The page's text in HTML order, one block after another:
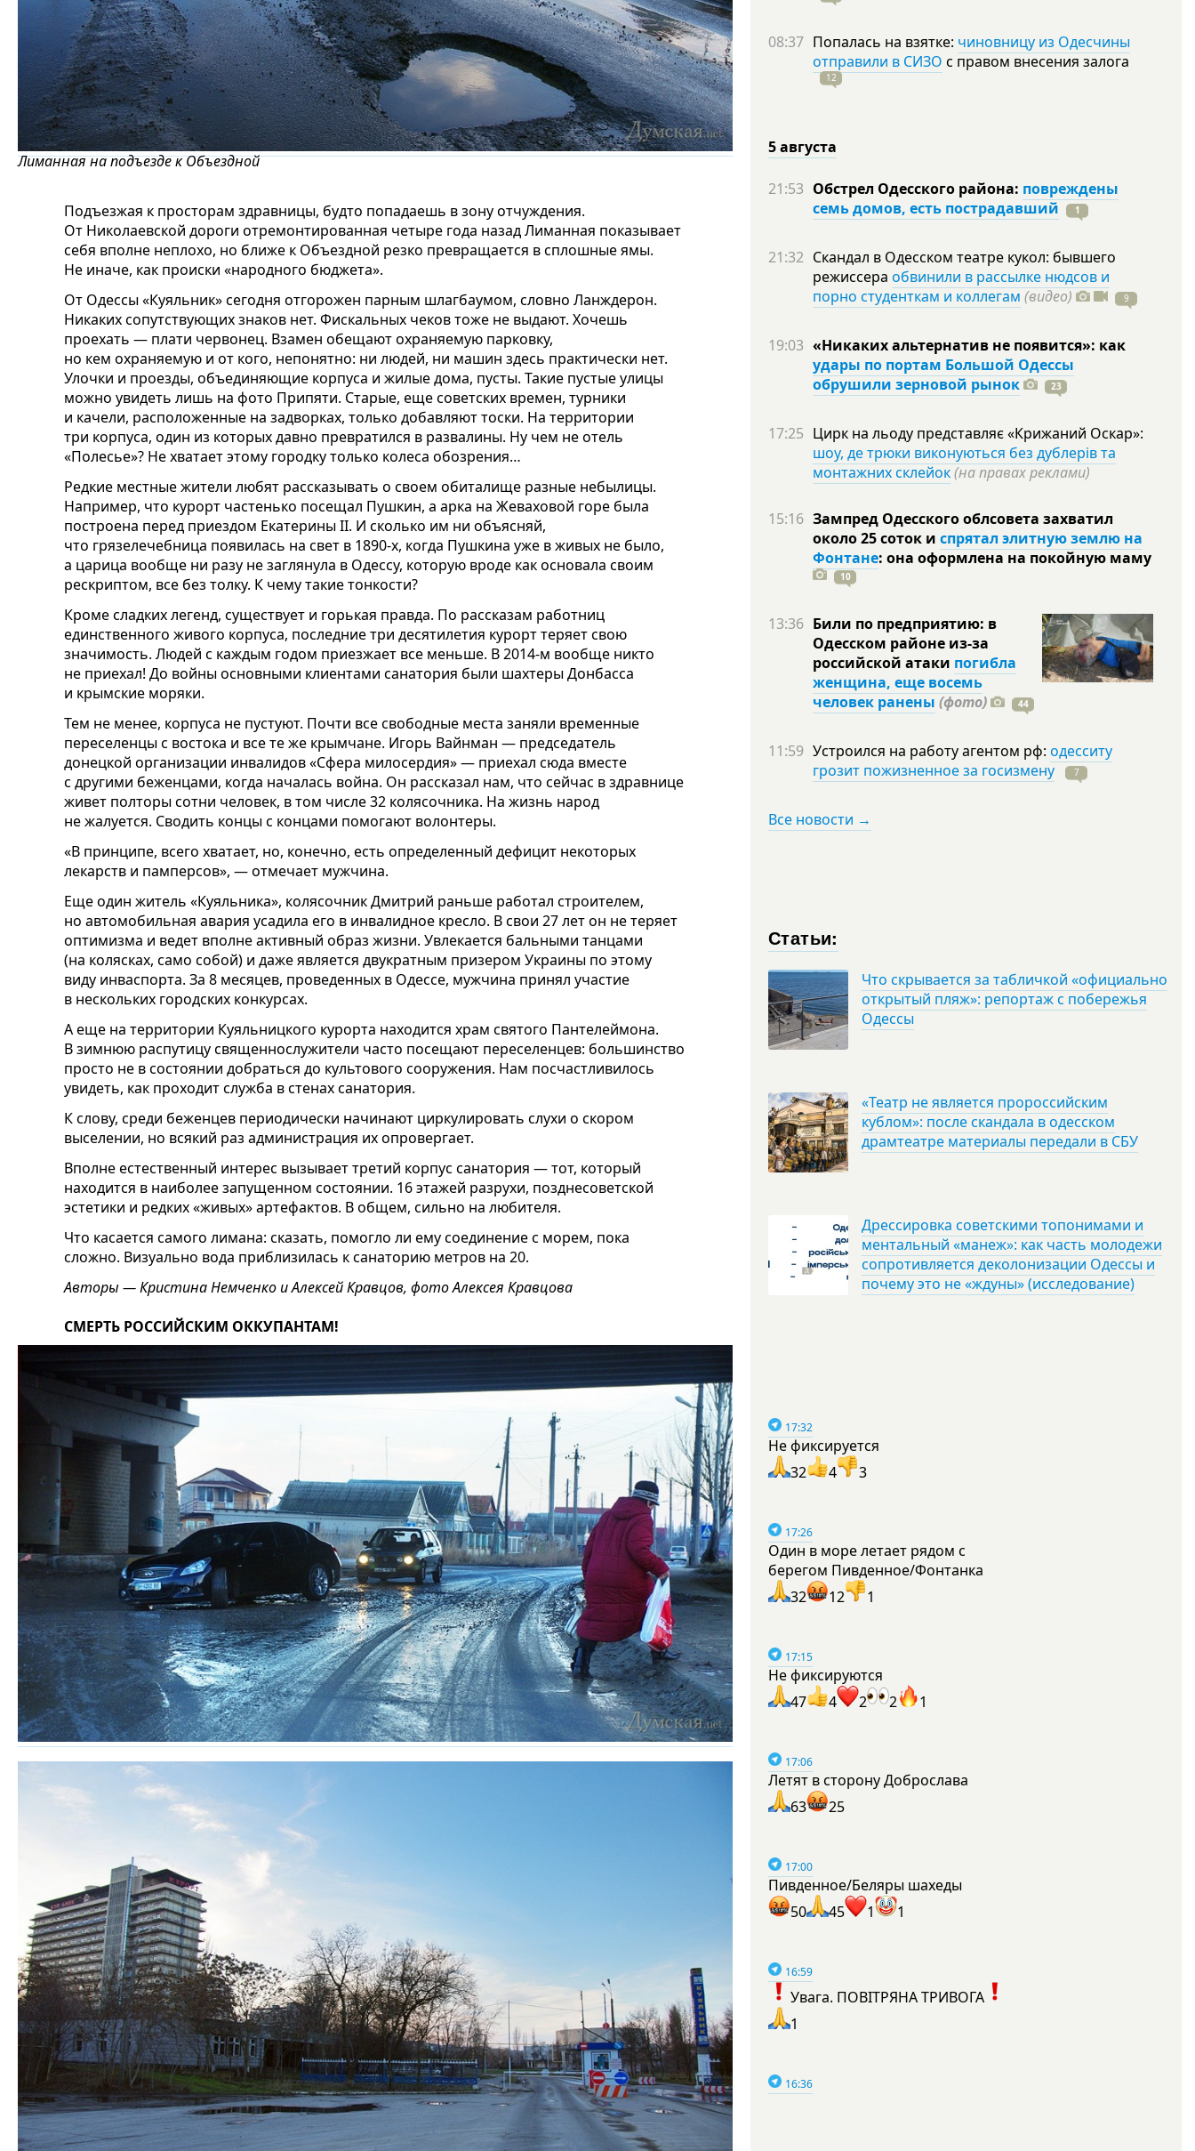
Лиманная на подъезде к Объездной
Подъезжая к просторам здравницы, будто попадаешь в зону отчуждения.
От Николаевской дороги отремонтированная четыре года назад Лиманная показывает
себя вполне неплохо, но ближе к Объездной резко превращается в сплошные ямы.
Не иначе, как происки «народного бюджета».
От Одессы «Куяльник» сегодня отгорожен парным шлагбаумом, словно Ланждерон.
Никаких сопутствующих знаков нет. Фискальных чеков тоже не выдают. Хочешь
проехать — плати червонец. Взамен обещают охраняемую парковку,
но кем охраняемую и от кого, непонятно: ни людей, ни машин здесь практически нет.
Улочки и проезды, объединяющие корпуса и жилые дома, пусты. Такие пустые улицы
можно увидеть лишь на фото Припяти. Старые, еще советских времен, турники
и качели, расположенные на задворках, только добавляют тоски. На территории
три корпуса, один из которых давно превратился в развалины. Ну чем не отель
«Полесье»? Не хватает этому городку только колеса обозрения…
Редкие местные жители любят рассказывать о своем обиталище разные небылицы.
Например, что курорт частенько посещал Пушкин, а арка на Жеваховой горе была
построена перед приездом Екатерины II. И сколько им ни объясняй,
что грязелечебница появилась на свет в 1890-х, когда Пушкина уже в живых не было,
а царица вообще ни разу не заглянула в Одессу, которую вроде как основала своим
рескриптом, все без толку. К чему такие тонкости?
Кроме сладких легенд, существует и горькая правда. По рассказам работниц
единственного живого корпуса, последние три десятилетия курорт теряет свою
значимость. Людей с каждым годом приезжает все меньше. В 2014-м вообще никто
не приехал! До войны основными клиентами санатория были шахтеры Донбасса
и крымские моряки.
Тем не менее, корпуса не пустуют. Почти все свободные места заняли временные
переселенцы с востока и все те же крымчане. Игорь Вайнман — председатель
донецкой организации инвалидов «Сфера милосердия» — приехал сюда вместе
с другими беженцами, когда началась война. Он рассказал нам, что сейчас в здравнице
живет полторы сотни человек, в том числе 32 колясочника. На жизнь народ
не жалуется. Сводить концы с концами помогают волонтеры.
«В принципе, всего хватает, но, конечно, есть определенный дефицит некоторых
лекарств и памперсов», — отмечает мужчина.
Еще один житель «Куяльника», колясочник Дмитрий раньше работал строителем,
но автомобильная авария усадила его в инвалидное кресло. В свои 27 лет он не теряет
оптимизма и ведет вполне активный образ жизни. Увлекается бальными танцами
(на колясках, само собой) и даже является двукратным призером Украины по этому
виду инваспорта. За 8 месяцев, проведенных в Одессе, мужчина принял участие
в нескольких городских конкурсах.
А еще на территории Куяльницкого курорта находится храм святого Пантелеймона.
В зимнюю распутицу священнослужители часто посещают переселенцев: большинство
просто не в состоянии добраться до культового сооружения. Нам посчастливилось
увидеть, как проходит служба в стенах санатория.
К слову, среди беженцев периодически начинают циркулировать слухи о скором
выселении, но всякий раз администрация их опровергает.
Вполне естественный интерес вызывает третий корпус санатория — тот, который
находится в наиболее запущенном состоянии. 16 этажей разрухи, позднесоветской
эстетики и редких «живых» артефактов. В общем, сильно на любителя.
Что касается самого лимана: сказать, помогло ли ему соединение с морем, пока
сложно. Визуально вода приблизилась к санаторию метров на 20.
Авторы — Кристина Немченко и Алексей Кравцов, фото Алексея Кравцова
СМЕРТЬ РОССИЙСКИМ ОККУПАНТАМ!
08:37 Попалась на взятке: чиновницу из Одесчины
отправили в СИЗО с правом внесения залога
12
5 августа
21:53 Обстрел Одесского района: повреждены
семь домов, есть пострадавший
1
21:32 Скандал в Одесском театре кукол: бывшего
режиссера обвинили в рассылке нюдсов и
порно студенткам и коллегам (видео) 9
19:03 «Никаких альтернатив не появится»: как
удары по портам Большой Одессы
обрушили зерновой рынок
23
17:25 Цирк на льоду представляє «Крижаний Оскар»:
шоу, де трюки виконуються без дублерів та
монтажних склейок(на правах реклами)
15:16 Зампред Одесского облсовета захватил
около 25 соток и спрятал элитную землю на
Фонтане: она оформлена на покойную маму
10
13:36 Били по предприятию: в
Одесском районе из-за
российской атаки погибла
женщина, еще восемь
человек ранены (фото) 44
11:59 Устроился на работу агентом рф: одесситу
грозит пожизненное за госизмену
7
Все новости →
Статьи:
Что скрывается за табличкой «официально
открытый пляж»: репортаж с побережья
Одессы
«Театр не является пророссийским
кублом»: после скандала в одесском
драмтеатре материалы передали в СБУ
Дрессировка советскими топонимами и
ментальный «манеж»: как часть молодежи
сопротивляется деколонизации Одессы и
почему это не «ждуны» (исследование)
17:32
Не фиксируется
32
4 3
17:26
Один в море летает рядом с
берегом Пивденное/Фонтанка
32
12 1
17:15
Не фиксируются
47
4 2 2 1
17:06
Летят в сторону Доброслава
63
25
17:00
Пивденное/Беляры шахеды
50
45 1 1
16:59
Увага. ПОВІТРЯНА ТРИВОГА
1
16:36